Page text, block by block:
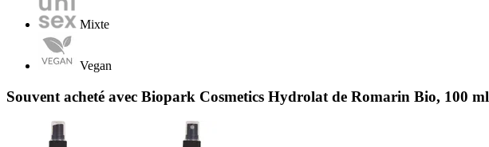
Mixte
Vegan
Souvent acheté avec Biopark Cosmetics Hydrolat de Romarin Bio, 100 ml